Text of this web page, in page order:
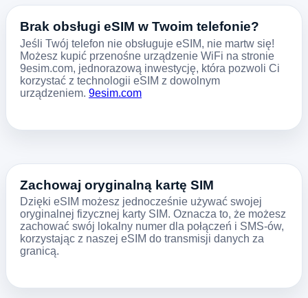
Brak obsługi eSIM w Twoim telefonie?
Jeśli Twój telefon nie obsługuje eSIM, nie martw się!
Możesz kupić przenośne urządzenie WiFi na stronie
9esim.com, jednorazową inwestycję, która pozwoli Ci
korzystać z technologii eSIM z dowolnym
urządzeniem. 9esim.com
Zachowaj oryginalną kartę SIM
Dzięki eSIM możesz jednocześnie używać swojej
oryginalnej fizycznej karty SIM. Oznacza to, że możesz
zachować swój lokalny numer dla połączeń i SMS-ów,
korzystając z naszej eSIM do transmisji danych za
granicą.